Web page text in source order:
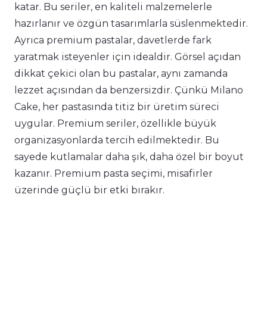
katar. Bu seriler, en kaliteli malzemelerle
hazırlanır ve özgün tasarımlarla süslenmektedir.
Ayrıca premium pastalar, davetlerde fark
yaratmak isteyenler için idealdir. Görsel açıdan
dikkat çekici olan bu pastalar, aynı zamanda
lezzet açısından da benzersizdir. Çünkü Milano
Cake, her pastasında titiz bir üretim süreci
uygular. Premium seriler, özellikle büyük
organizasyonlarda tercih edilmektedir. Bu
sayede kutlamalar daha şık, daha özel bir boyut
kazanır. Premium pasta seçimi, misafirler
üzerinde güçlü bir etki bırakır.